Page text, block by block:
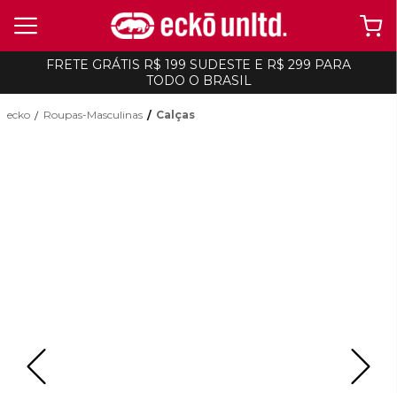
FRETE GRÁTIS R$ 199 SUDESTE E R$ 299 PARA
TODO O BRASIL
ecko Roupas-Masculinas Calças